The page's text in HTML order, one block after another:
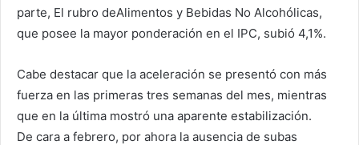
parte, El rubro deAlimentos y Bebidas No Alcohólicas,
que posee la mayor ponderación en el IPC, subió 4,1%.
Cabe destacar que la aceleración se presentó con más
fuerza en las primeras tres semanas del mes, mientras
que en la última mostró una aparente estabilización.
De cara a febrero, por ahora la ausencia de subas